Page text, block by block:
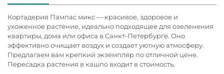
Кортадерия Пампас микс — красивое, здоровое и
ухоженное растение, идеально подходящее для озеленения
квартиры, дома или офиса в Санкт-Петербурге. Оно
эффективно очищает воздух и создает уютную атмосферу.
Предлагаем вам крепкий экземпляр по отличной цене.
Пересадка растения в кашпо входит в стоимость.